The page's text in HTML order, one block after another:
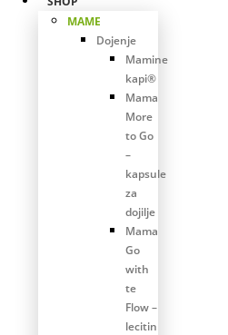
MAME
Dojenje
Mamine
kapi®
Mama
More
to Go
–
kapsule
za
dojilje
Mama
Go
with
te
Flow –
lecitin